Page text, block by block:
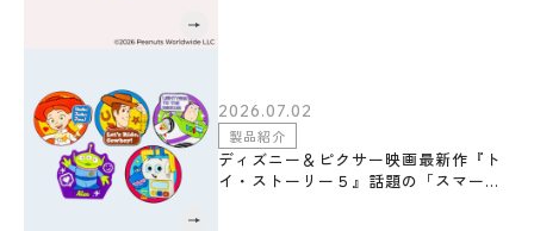
2026.07.02
製品紹介
ディズニー＆ピクサー映画最新作『ト
イ・ストーリー５』話題の「スマーテ